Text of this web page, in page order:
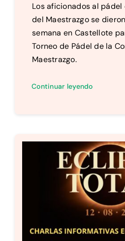
Los aficionados al
del Maestrazgo se
semana en Castellote
Torneo de Pádel de la
Maestrazgo.
Continuar leyendo